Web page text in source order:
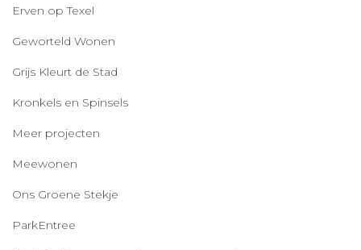
Erven op Texel
Geworteld Wonen
Grijs Kleurt de Stad
Kronkels en Spinsels
Meer projecten
Meewonen
Ons Groene Stekje
ParkEntree